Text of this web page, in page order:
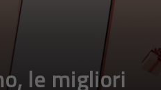
le migliori